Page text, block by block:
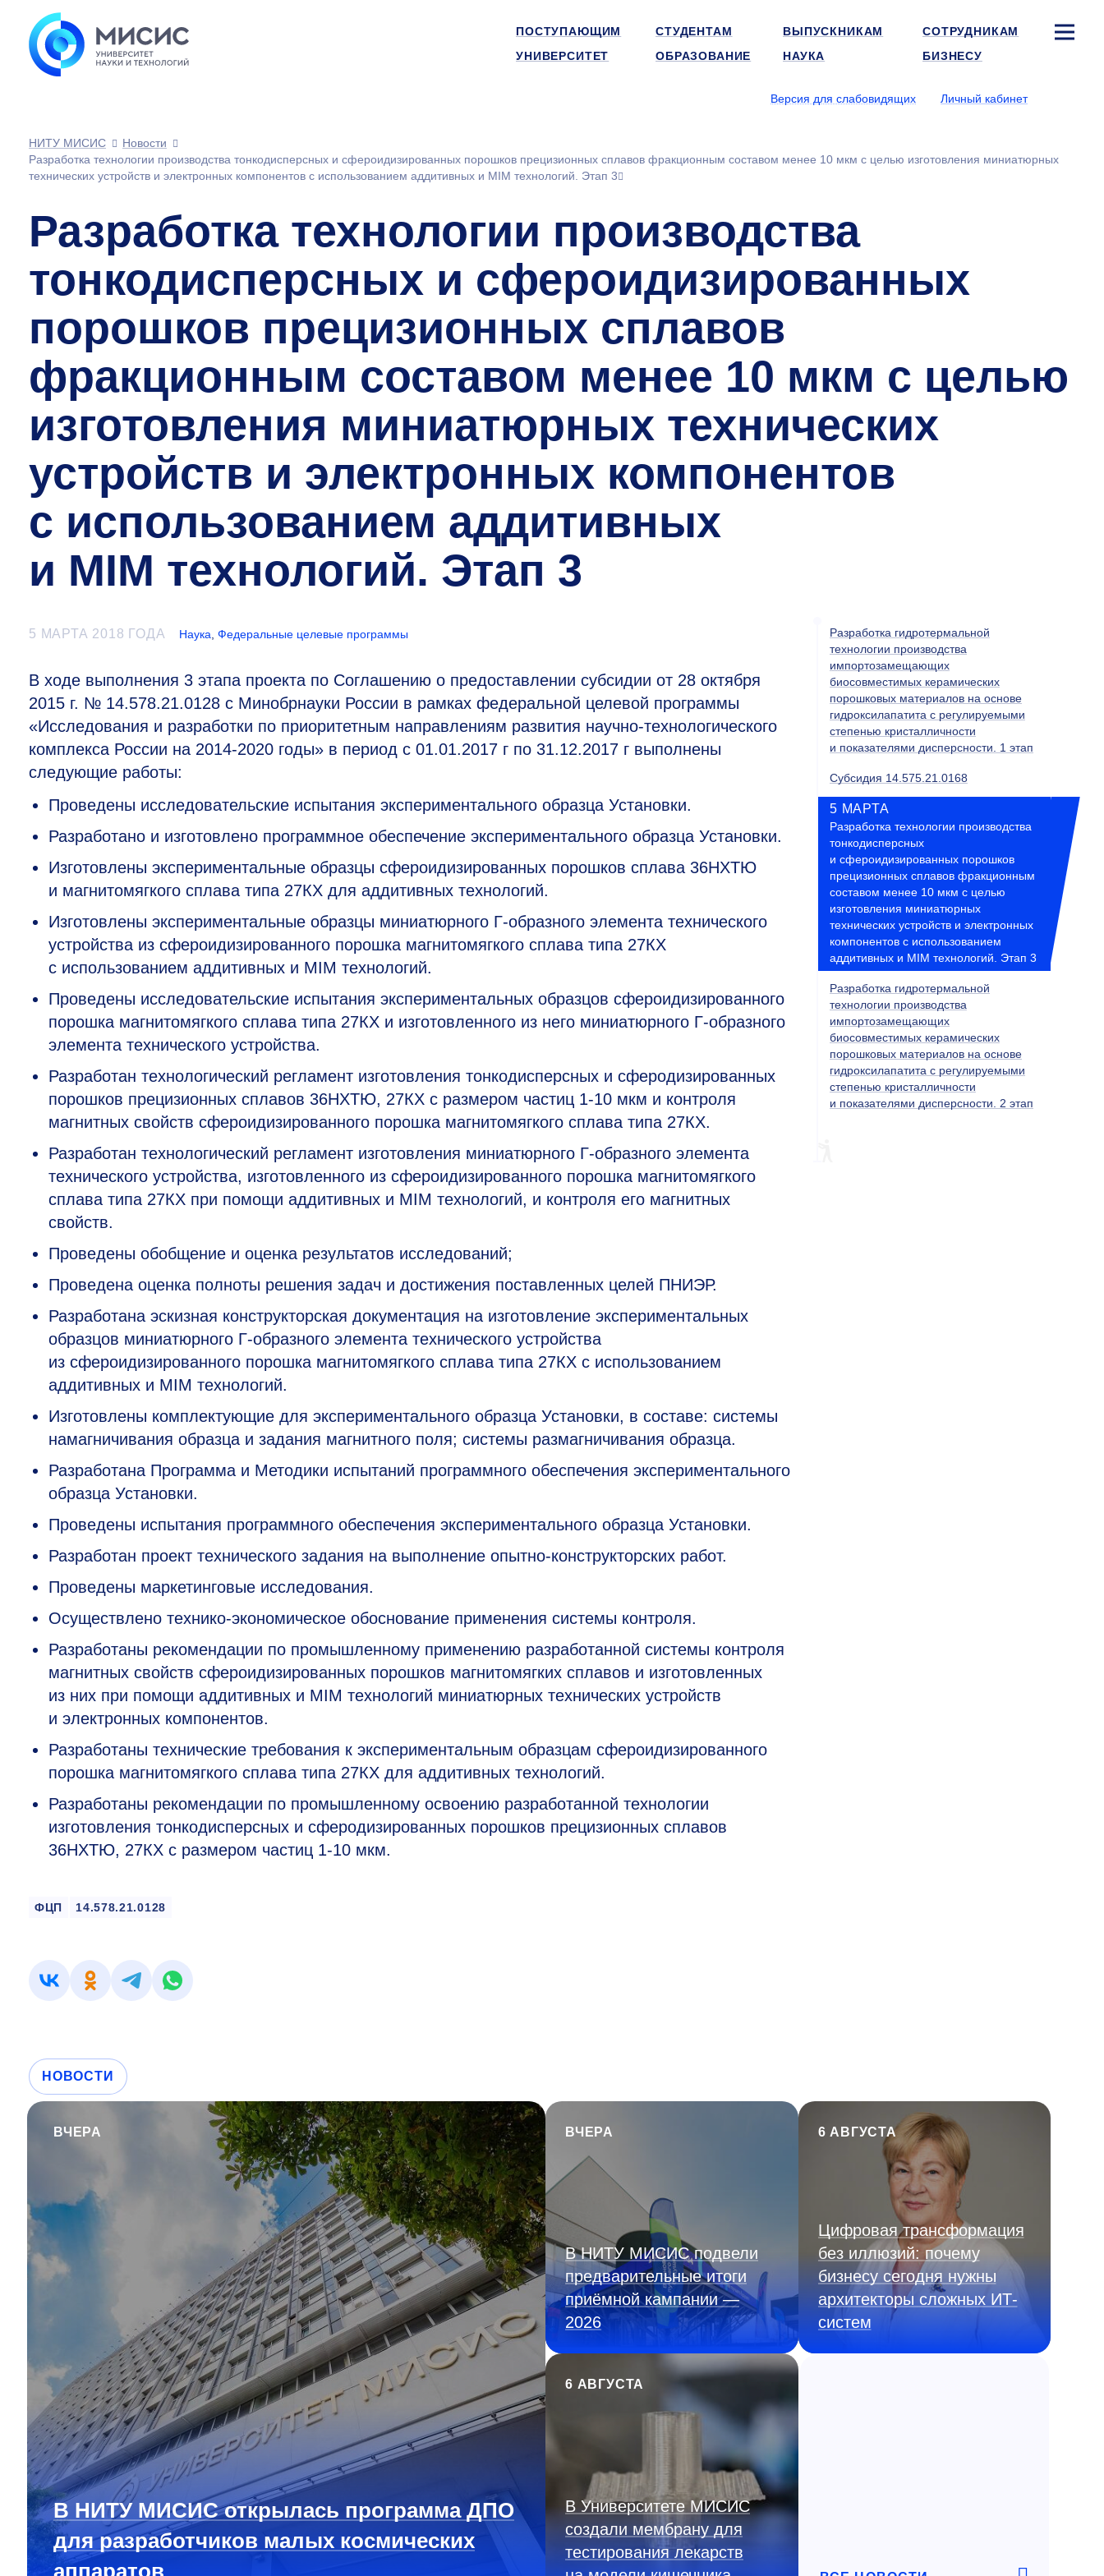
ПОСТУПАЮЩИМ СТУДЕНТАМ ВЫПУСКНИКАМ
СОТРУДНИКАМ
УНИВЕРСИТЕТ
ОБРАЗОВАНИЕ НАУКА БИЗНЕСУ
Версия для слабовидящих Личный кабинет
НИТУ МИСИС
Новости
Разработка технологии производства тонкодисперсных и сфероидизированных порошков прецизионных сплавов фракционным составом менее 10 мкм с целью изготовления миниатюрных
технических устройств и электронных компонентов с использованием аддитивных и MIM технологий. Этап 3
Разработка технологии производства
тонкодисперсных и сфероидизированных
порошков прецизионных сплавов
фракционным составом менее 10 мкм с целью
изготовления миниатюрных технических
устройств и электронных компонентов
с использованием аддитивных
и MIM технологий. Этап 3
5 МАРТА 2018 ГОДА Наука Федеральные целевые программы
В ходе выполнения 3 этапа проекта по Соглашению о предоставлении субсидии от 28 октября
2015 г. № 14.578.21.0128 с Минобрнауки России в рамках федеральной целевой программы
«Исследования и разработки по приоритетным направлениям развития научно-технологического
комплекса России на 2014-2020 годы» в период с 01.01.2017 г по 31.12.2017 г выполнены
следующие работы:
Проведены исследовательские испытания экспериментального образца Установки.
Разработано и изготовлено программное обеспечение экспериментального образца Установки.
Изготовлены экспериментальные образцы сфероидизированных порошков сплава 36НХТЮ
и магнитомягкого сплава типа 27КХ для аддитивных технологий.
Изготовлены экспериментальные образцы миниатюрного Г-образного элемента технического
устройства из сфероидизированного порошка магнитомягкого сплава типа 27КХ
с использованием аддитивных и MIM технологий.
Проведены исследовательские испытания экспериментальных образцов сфероидизированного
порошка магнитомягкого сплава типа 27КХ и изготовленного из него миниатюрного Г-образного
элемента технического устройства.
Разработан технологический регламент изготовления тонкодисперсных и сферодизированных
порошков прецизионных сплавов 36НХТЮ, 27КХ с размером частиц 1-10 мкм и контроля
магнитных свойств сфероидизированного порошка магнитомягкого сплава типа 27КХ.
Разработан технологический регламент изготовления миниатюрного Г-образного элемента
технического устройства, изготовленного из сфероидизированного порошка магнитомягкого
сплава типа 27КХ при помощи аддитивных и MIM технологий, и контроля его магнитных
свойств.
Проведены обобщение и оценка результатов исследований;
Проведена оценка полноты решения задач и достижения поставленных целей ПНИЭР.
Разработана эскизная конструкторская документация на изготовление экспериментальных
образцов миниатюрного Г-образного элемента технического устройства
из сфероидизированного порошка магнитомягкого сплава типа 27КХ с использованием
аддитивных и MIM технологий.
Изготовлены комплектующие для экспериментального образца Установки, в составе: системы
намагничивания образца и задания магнитного поля; системы размагничивания образца.
Разработана Программа и Методики испытаний программного обеспечения экспериментального
образца Установки.
Проведены испытания программного обеспечения экспериментального образца Установки.
Разработан проект технического задания на выполнение опытно-конструкторских работ.
Проведены маркетинговые исследования.
Осуществлено технико-экономическое обоснование применения системы контроля.
Разработаны рекомендации по промышленному применению разработанной системы контроля
магнитных свойств сфероидизированных порошков магнитомягких сплавов и изготовленных
из них при помощи аддитивных и MIM технологий миниатюрных технических устройств
и электронных компонентов.
Разработаны технические требования к экспериментальным образцам сфероидизированного
порошка магнитомягкого сплава типа 27КХ для аддитивных технологий.
Разработаны рекомендации по промышленному освоению разработанной технологии
изготовления тонкодисперсных и сферодизированных порошков прецизионных сплавов
36НХТЮ, 27КХ с размером частиц 1-10 мкм.
ФЦП 14.578.21.0128
Разработка гидротермальной
технологии производства
импортозамещающих
биосовместимых керамических
порошковых материалов на основе
гидроксилапатита с регулируемыми
степенью кристалличности
и показателями дисперсности. 1 этап
Субсидия 14.575.21.0168
5 МАРТА
Разработка технологии производства
тонкодисперсных
и сфероидизированных порошков
прецизионных сплавов фракционным
составом менее 10 мкм с целью
изготовления миниатюрных
технических устройств и электронных
компонентов с использованием
аддитивных и MIM технологий. Этап 3
Разработка гидротермальной
технологии производства
импортозамещающих
биосовместимых керамических
порошковых материалов на основе
гидроксилапатита с регулируемыми
степенью кристалличности
и показателями дисперсности. 2 этап
НОВОСТИ
ВЧЕРА
В НИТУ МИСИС открылась программа ДПО
для разработчиков малых космических
аппаратов
ВЧЕРА
В НИТУ МИСИС подвели
предварительные итоги
приёмной кампании —
2026
6 АВГУСТА
Цифровая трансформация
без иллюзий: почему
бизнесу сегодня нужны
архитекторы сложных ИТ-
систем
6 АВГУСТА
В Университете МИСИС
создали мембрану для
тестирования лекарств